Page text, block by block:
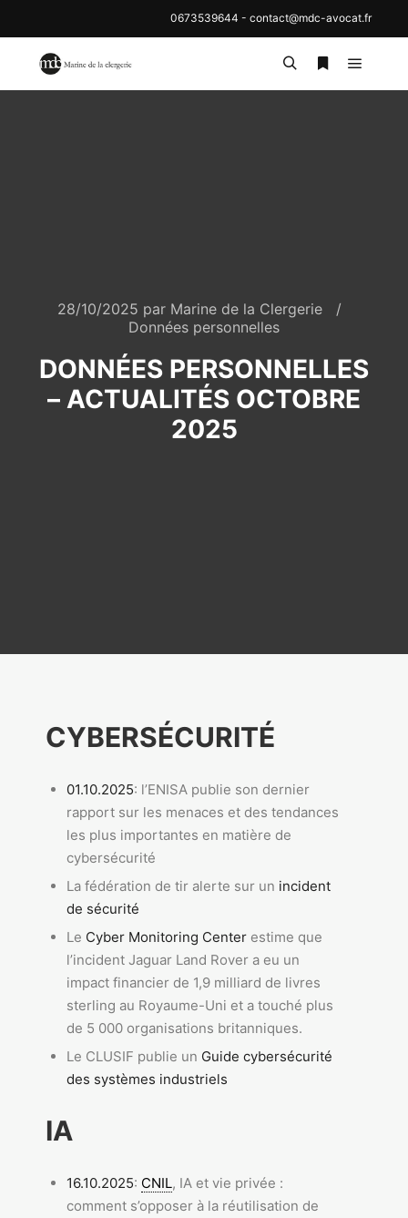
0673539644 - contact@mdc-avocat.fr
28/10/2025 par Marine de la Clergerie
Données personnelles
DONNÉES PERSONNELLES
– ACTUALITÉS OCTOBRE
2025
CYBERSÉCURITÉ
01.10.2025: l’ENISA publie son dernier
rapport sur les menaces et des tendances
les plus importantes en matière de
cybersécurité
La fédération de tir alerte sur un incident
de sécurité
Le Cyber Monitoring Centerestime que
l’incident Jaguar Land Rover a eu un
impact financier de 1,9 milliard de livres
sterling au Royaume-Uni et a touché plus
de 5 000 organisations britanniques.
Le CLUSIF publie un Guide cybersécurité
des systèmes industriels
IA
16.10.2025: CNIL, IA et vie privée :
comment s’opposer à la réutilisation de